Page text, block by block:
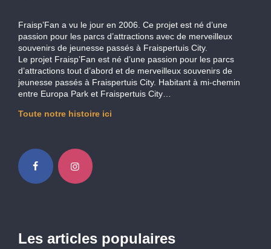
Fraisp’Fan a vu le jour en 2006. Ce projet est né d’une
passion pour les parcs d’attractions avec de merveilleux
souvenirs de jeunesse passés à Fraispertuis City.
Le projet Fraisp’Fan est né d’une passion pour les parcs
d’attractions tout d’abord et de merveilleux souvenirs de
jeunesse passés à Fraispertuis City. Habitant à mi-chemin
entre Europa Park et Fraispertuis City…
Toute notre histoire ici
Les articles populaires